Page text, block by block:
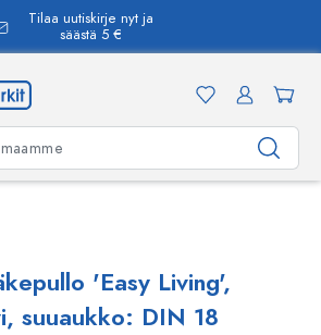
Tilaa uutiskirje nyt ja
säästä 5 €
'Easy Living',
suuaukko: DIN 18